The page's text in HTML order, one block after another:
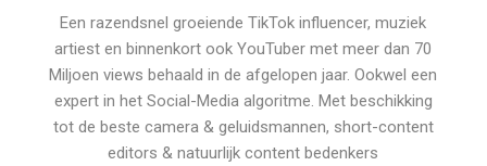
Een razendsnel groeiende TikTok influencer, muziek
artiest en binnenkort ook YouTuber met meer dan 70
Miljoen views behaald in de afgelopen jaar. Ookwel een
expert in het Social-Media algoritme. Met beschikking
tot de beste camera & geluidsmannen, short-content
editors & natuurlijk content bedenkers